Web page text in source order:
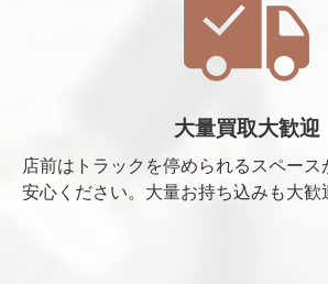
大量買取大歓迎
店前はトラックを停められるスペー
安心ください。大量お持ち込みも大歓